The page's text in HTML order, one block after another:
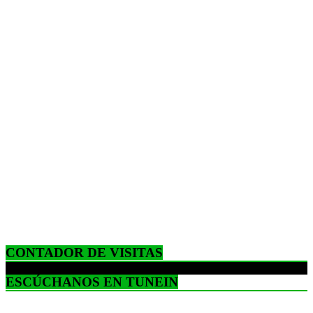
CONTADOR DE VISITAS
ESCÚCHANOS EN TUNEIN